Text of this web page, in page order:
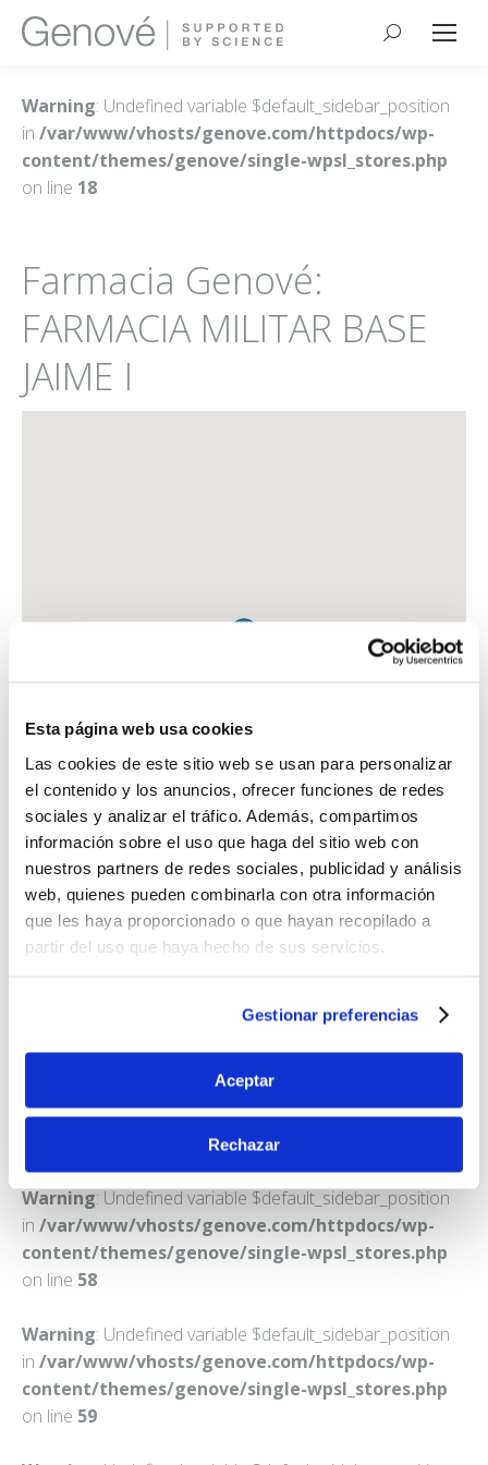
Esta página web usa cookies
Las cookies de este sitio web se usan para personalizar
el contenido y los anuncios, ofrecer funciones de redes
sociales y analizar el tráfico. Además, compartimos
información sobre el uso que haga del sitio web con
nuestros partners de redes sociales, publicidad y análisis
web, quienes pueden combinarla con otra información
que les haya proporcionado o que hayan recopilado a
partir del uso que haya hecho de sus servicios.
Gestionar preferencias
Aceptar
Rechazar
Buscar:
Warning: Undefined variable $default_sidebar_position
in /var/www/vhosts/genove.com/httpdocs/wp-
content/themes/genove/single-wpsl_stores.php
on line 18
Farmacia Genové:
FARMACIA MILITAR BASE
JAIME I
FARMACIA MILITAR BASE JAIME I
CTRA. PORTACOELI, SN
Warning: Undefined variable $default_sidebar_position
in /var/www/vhosts/genove.com/httpdocs/wp-
content/themes/genove/single-wpsl_stores.php
on line 58
Warning: Undefined variable $default_sidebar_position
in /var/www/vhosts/genove.com/httpdocs/wp-
content/themes/genove/single-wpsl_stores.php
on line 59